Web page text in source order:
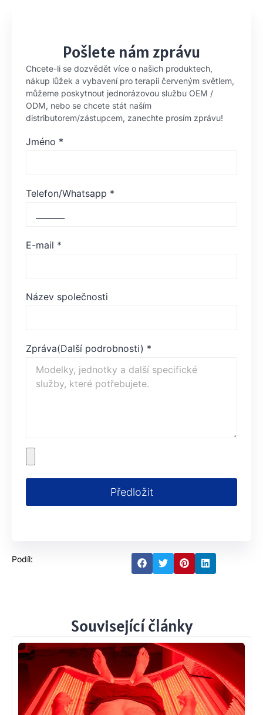
Pošlete nám zprávu
Chcete-li se dozvědět více o našich produktech,
nákup lůžek a vybavení pro terapii červeným světlem,
můžeme poskytnout jednorázovou službu OEM /
ODM, nebo se chcete stát naším
distributorem/zástupcem, zanechte prosím zprávu!
Jméno *
Telefon/Whatsapp *
E-mail *
Název společnosti
Zpráva(Další podrobnosti) *
Předložit
Podíl:
Související články